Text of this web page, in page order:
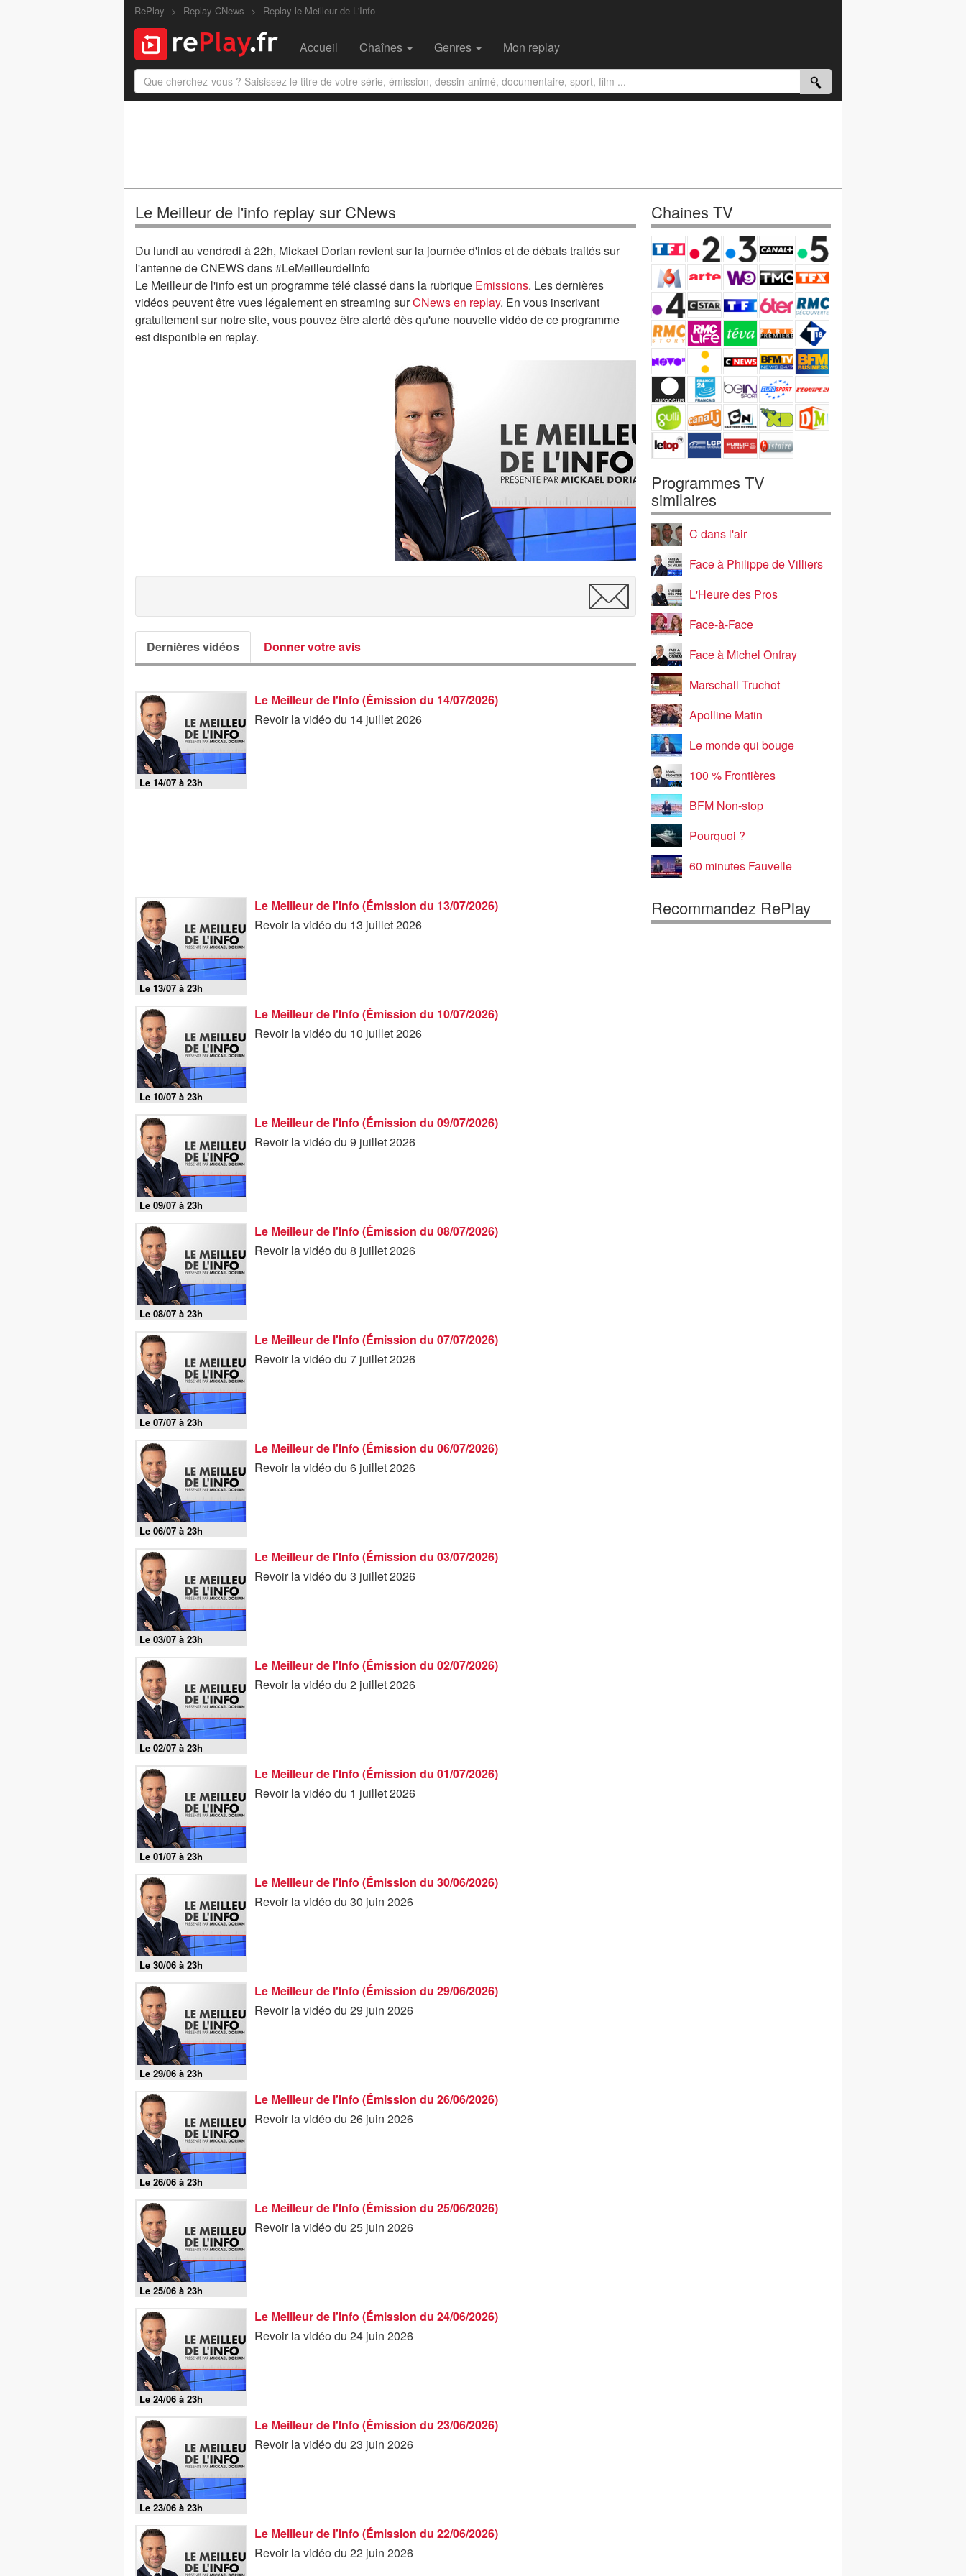
RePlay Replay CNews Replay le Meilleur de L'Info
Accueil Chaînes Genres Mon replay
Le Meilleur de l'info replay sur CNews
Du lundi au vendredi à 22h, Mickael Dorian revient sur la journée d'infos et de débats traités sur
l'antenne de CNEWS dans #LeMeilleurdelInfo
Le Meilleur de l'info est un programme télé classé dans la rubrique Emissions. Les dernières
vidéos peuvent être vues légalement en streaming surCNews en replay. En vous inscrivant
gratuitement sur notre site, vous pouvez être alerté dès qu'une nouvelle vidéo de ce programme
est disponible en replay.
Dernières vidéos Donner votre avis
Le 14/07 à 23h
Le Meilleur de l'Info (Émission du 14/07/2026)
Revoir la vidéo du 14 juillet 2026
Le 13/07 à 23h
Le Meilleur de l'Info (Émission du 13/07/2026)
Revoir la vidéo du 13 juillet 2026
Le 10/07 à 23h
Le Meilleur de l'Info (Émission du 10/07/2026)
Revoir la vidéo du 10 juillet 2026
Le 09/07 à 23h
Le Meilleur de l'Info (Émission du 09/07/2026)
Revoir la vidéo du 9 juillet 2026
Le 08/07 à 23h
Le Meilleur de l'Info (Émission du 08/07/2026)
Revoir la vidéo du 8 juillet 2026
Le 07/07 à 23h
Le Meilleur de l'Info (Émission du 07/07/2026)
Revoir la vidéo du 7 juillet 2026
Le 06/07 à 23h
Le Meilleur de l'Info (Émission du 06/07/2026)
Revoir la vidéo du 6 juillet 2026
Le 03/07 à 23h
Le Meilleur de l'Info (Émission du 03/07/2026)
Revoir la vidéo du 3 juillet 2026
Le 02/07 à 23h
Le Meilleur de l'Info (Émission du 02/07/2026)
Revoir la vidéo du 2 juillet 2026
Le 01/07 à 23h
Le Meilleur de l'Info (Émission du 01/07/2026)
Revoir la vidéo du 1 juillet 2026
Le 30/06 à 23h
Le Meilleur de l'Info (Émission du 30/06/2026)
Revoir la vidéo du 30 juin 2026
Le 29/06 à 23h
Le Meilleur de l'Info (Émission du 29/06/2026)
Revoir la vidéo du 29 juin 2026
Le 26/06 à 23h
Le Meilleur de l'Info (Émission du 26/06/2026)
Revoir la vidéo du 26 juin 2026
Le 25/06 à 23h
Le Meilleur de l'Info (Émission du 25/06/2026)
Revoir la vidéo du 25 juin 2026
Le 24/06 à 23h
Le Meilleur de l'Info (Émission du 24/06/2026)
Revoir la vidéo du 24 juin 2026
Le 23/06 à 23h
Le Meilleur de l'Info (Émission du 23/06/2026)
Revoir la vidéo du 23 juin 2026
Le Meilleur de l'Info (Émission du 22/06/2026)
Revoir la vidéo du 22 juin 2026
Chaines TV
Programmes TV
similaires
C dans l'air
Face à Philippe de Villiers
L'Heure des Pros
Face-à-Face
Face à Michel Onfray
Marschall Truchot
Apolline Matin
Le monde qui bouge
100 % Frontières
BFM Non-stop
Pourquoi ?
60 minutes Fauvelle
Recommandez RePlay